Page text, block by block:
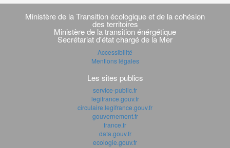
Navigation
transverse
Ministère de la Transition écologique et de la cohésion
des territoires
Ministère de la transition énérgétique
Secrétariat d'état chargé de la Mer
Accessibilité
Mentions légales
Les sites publics
service-public.fr
legifrance.gouv.fr
circulaire.legifrance.gouv.fr
gouvernement.fr
france.fr
data.gouv.fr
ecologie.gouv.fr